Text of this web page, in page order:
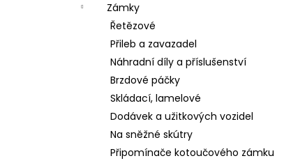
Zámky
Řetězové
Přileb a zavazadel
Náhradní díly a příslušenství
Brzdové páčky
Skládací, lamelové
Dodávek a užitkových vozidel
Na sněžné skútry
Připomínače kotoučového zámku